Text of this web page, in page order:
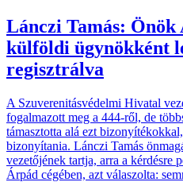
Lánczi Tamás: Önök
külföldi ügynökként
regisztrálva
A Szuverenitásvédelmi Hivatal
fogalmazott meg a 444-ről, de
támasztotta alá ezt
bizonyítania. Lánczi Tamás
vezetőjének tartja, arra a kérdésre
Árpád cégében, azt válaszolta: